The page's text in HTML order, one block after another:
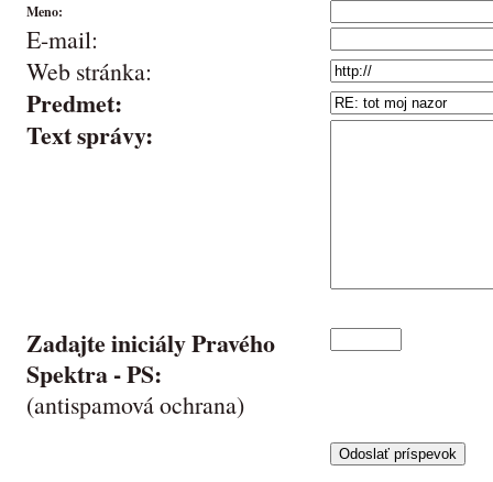
Meno:
E-mail:
Web stránka:
Predmet:
Text správy:
Zadajte iniciály Pravého
Spektra -PS:
(antispamová ochrana)